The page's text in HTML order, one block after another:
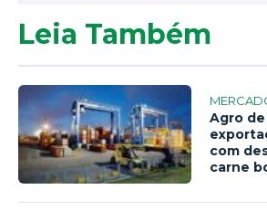
Leia Também
Agro de
com
carne